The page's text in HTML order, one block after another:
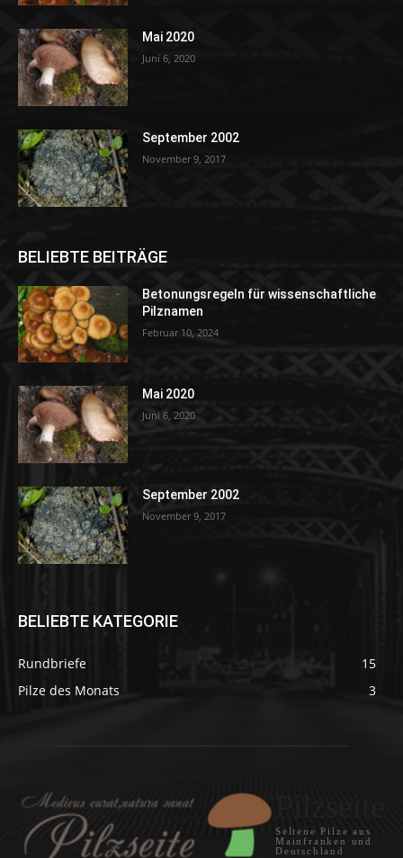
Mai 2020
Juni 6, 2020
September 2002
November 9, 2017
BELIEBTE BEITRÄGE
Betonungsregeln für wissenschaftliche
Pilznamen
Februar 10, 2024
Mai 2020
Juni 6, 2020
September 2002
November 9, 2017
BELIEBTE KATEGORIE
Rundbriefe
15
Pilze des Monats
3
Seltene Pilze aus
Mainfranken und
Deutschland